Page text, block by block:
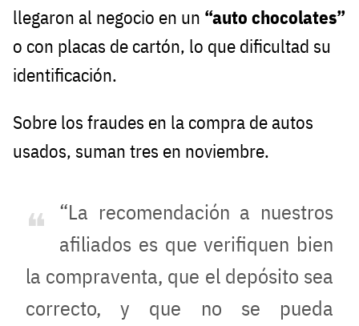
llegaron al negocio en un “auto chocolates”
o con placas de cartón, lo que dificultad su
identificación.
Sobre los fraudes en la compra de autos
usados, suman tres en noviembre.
“La recomendación a nuestros
afiliados es que verifiquen bien
la compraventa, que el depósito sea
correcto, y que no se pueda